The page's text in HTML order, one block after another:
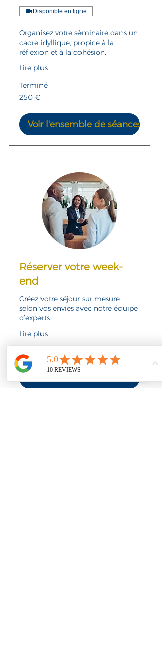
Disponible en ligne
Organisez votre séminaire dans un
cadre idyllique, propice à la
réflexion et à la cohésion.
Lire plus
Terminé
250
euros
250 €
Voir l'ensemble de séances
Réserver votre week-
end
Créez votre séjour sur mesure
selon vos envies avec notre équipe
d’experts.
Lire plus
150